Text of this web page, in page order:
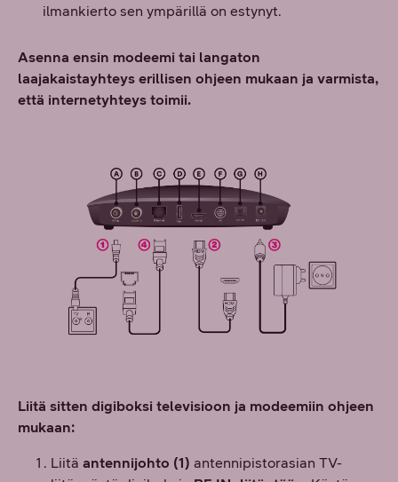
ilmankierto sen ympärillä on estynyt.
Asenna ensin modeemi tai langaton
laajakaistayhteys erillisen ohjeen mukaan ja varmista,
että internetyhteys toimii.
Liitä sitten digiboksi televisioon ja modeemiin ohjeen
mukaan:
Liitä antennijohto (1) antennipistorasian TV-